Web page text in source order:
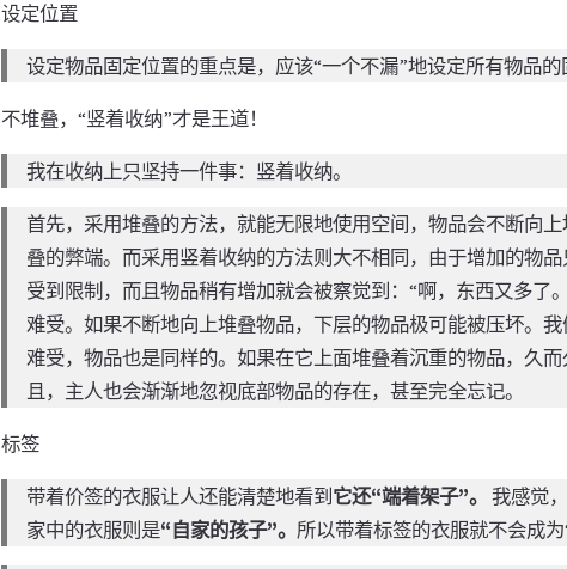
设定位置
设定物品固定位置的重点是，应该“一个不漏”地设定所有物品的
不堆叠，“竖着收纳”才是王道！
我在收纳上只坚持一件事：竖着收纳。
首先，采用堆叠的方法，就能无限地使用空间，物品会不断向
叠的弊端。而采用竖着收纳的方法则大不相同，由于增加的物
受到限制，而且物品稍有增加就会被察觉到：“啊，东西又多了
难受。如果不断地向上堆叠物品，下层的物品极可能被压坏。
难受，物品也是同样的。如果在它上面堆叠着沉重的物品，久
且，主人也会渐渐地忽视底部物品的存在，甚至完全忘记。
标签
带着价签的衣服让人还能清楚地看到 它还“端着架子”。 我感觉
家中的衣服则是“自家的孩子”。 所以带着标签的衣服就不会成为